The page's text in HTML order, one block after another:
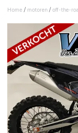
Home / motoren / off-the-